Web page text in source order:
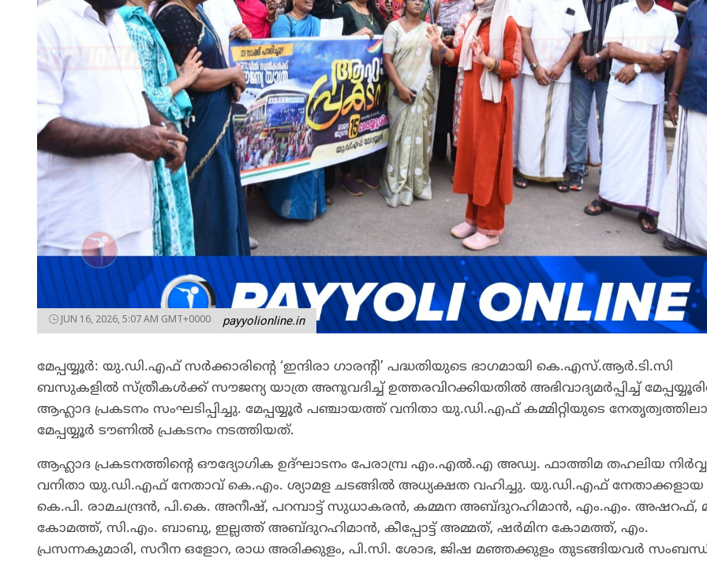
JUN 16, 2026, 5:07 AM GMT+0000 payyolionline.in
മേപ്പയ്യൂർ: യു.ഡി.എഫ് സർക്കാരിന്റെ ‘ഇന്ദിരാ ഗാരന്റി’ പദ്ധതിയുടെ ഭാഗമായി കെ.എസ്.ആർ.ടി.സി
ബസുകളിൽ സ്ത്രീകൾക്ക് സൗജന്യ യാത്ര അനുവദിച്ച് ഉത്തരവിറക്കിയതിൽ അഭിവാദ്യമർപ്പിച്ച്
ആഹ്ലാദ പ്രകടനം സംഘടിപ്പിച്ചു. മേപ്പയ്യൂർ പഞ്ചായത്ത് വനിതാ യു.ഡി.എഫ് കമ്മിറ്റിയുടെ
മേപ്പയ്യൂർ ടൗണിൽ പ്രകടനം നടത്തിയത്.
ആഹ്ലാദ പ്രകടനത്തിന്റെ ഔദ്യോഗിക ഉദ്ഘാടനം പേരാമ്പ്ര എം.എൽ.എ അഡ്വ. ഫാത്തിമ തഹലിയ
വനിതാ യു.ഡി.എഫ് നേതാവ് കെ.എം. ശ്യാമള ചടങ്ങിൽ അധ്യക്ഷത വഹിച്ചു. യു.ഡി.എഫ് നേതാക്കളായ
കെ.പി. രാമചന്ദ്രൻ, പി.കെ. അനീഷ്, പറമ്പാട്ട് സുധാകരൻ, കമ്മന അബ്ദുറഹിമാൻ, എം.എം. അഷറഫ്,
കോമത്ത്, സി.എം. ബാബു, ഇല്ലത്ത് അബ്ദുറഹിമാൻ, കീപ്പോട്ട് അമ്മത്, ഷർമിന കോമത്ത്, എം.
പ്രസന്നകുമാരി, സറീന ഒളോറ, രാധ അരിക്കുളം, പി.സി. ശോഭ, ജിഷ മഞ്ഞക്കുളം തുടങ്ങിയവർ